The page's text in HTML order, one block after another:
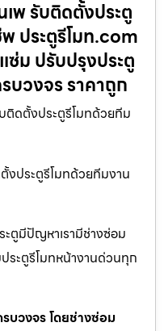
พ รับติดตั้งประตู
ประตูรีโมท.com
ม ปรับปรุงประตู
บวงจร ราคาถูก
ดตั้งประตูรีโมทด้วยทีม
งประตูรีโมทด้วยทีมงาน
ะตูมีปัญหาเรามีช่างซ่อม
ระตูรีโมทหน้างานด่วนทุก
บวงจร โดยช่างซ่อม